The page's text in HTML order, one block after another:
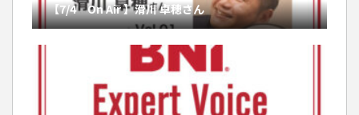
【7/4 On Air 】滑川 卓穂さん